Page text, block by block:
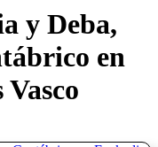
y Deba,
en